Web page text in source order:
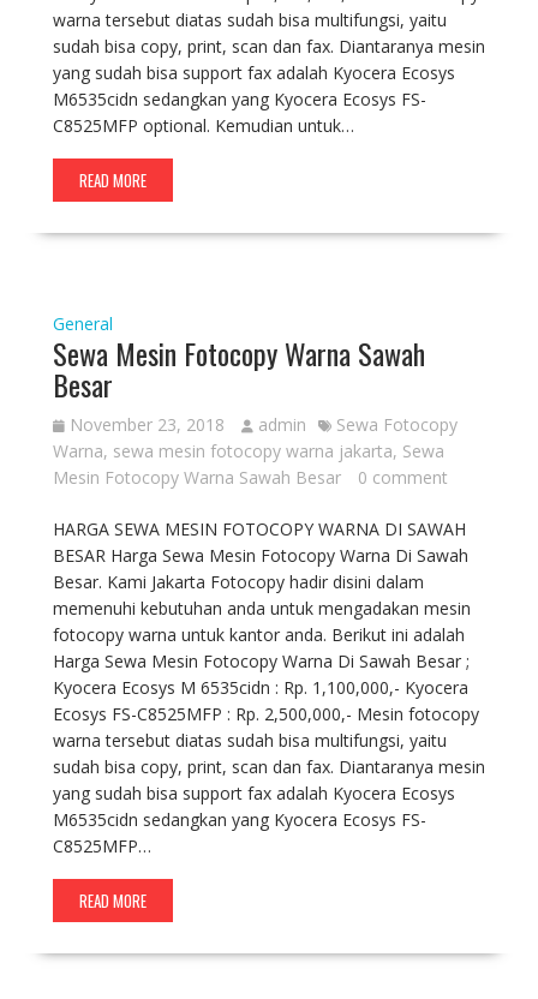
warna tersebut diatas sudah bisa multifungsi, yaitu
sudah bisa copy, print, scan dan fax. Diantaranya mesin
yang sudah bisa support fax adalah Kyocera Ecosys
M6535cidn sedangkan yang Kyocera Ecosys FS-
C8525MFP optional. Kemudian untuk…
READ MORE
General
Sewa Mesin Fotocopy Warna Sawah
Besar
November 23, 2018 admin
Sewa Fotocopy
Warna, sewa mesin fotocopy warna jakarta, Sewa
Mesin Fotocopy Warna Sawah Besar
0 comment
HARGA SEWA MESIN FOTOCOPY WARNA DI SAWAH
BESAR Harga Sewa Mesin Fotocopy Warna Di Sawah
Besar. Kami Jakarta Fotocopy hadir disini dalam
memenuhi kebutuhan anda untuk mengadakan mesin
fotocopy warna untuk kantor anda. Berikut ini adalah
Harga Sewa Mesin Fotocopy Warna Di Sawah Besar ;
Kyocera Ecosys M 6535cidn : Rp. 1,100,000,- Kyocera
Ecosys FS-C8525MFP : Rp. 2,500,000,- Mesin fotocopy
warna tersebut diatas sudah bisa multifungsi, yaitu
sudah bisa copy, print, scan dan fax. Diantaranya mesin
yang sudah bisa support fax adalah Kyocera Ecosys
M6535cidn sedangkan yang Kyocera Ecosys FS-
C8525MFP…
READ MORE